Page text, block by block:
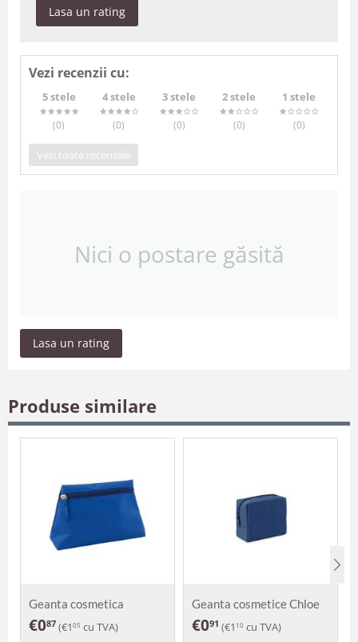
Lasa un rating
Vezi recenzii cu:
5 stele
(0)
4 stele
(0)
3 stele
(0)
2 stele
(0)
1 stele
(0)
Vezi toate recenziile
Nici o postare găsită
Lasa un rating
Produse similare
Geanta cosmetica
Zomoco
€087 (€1 05 cu TVA)
Geanta cosmetice Chloe
€091 (€1 10 cu TVA)